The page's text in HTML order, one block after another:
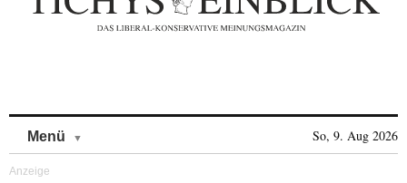
Menü So, 9. Aug 2026